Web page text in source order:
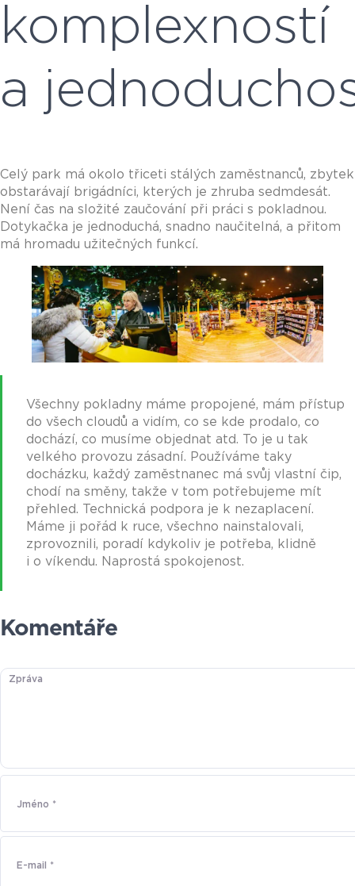
komplexností
a
Celý park má okolo třiceti stálých zaměstnanců, zbytek
obstarávají brigádníci, kterých je zhruba sedmdesát.
Není čas na složité zaučování při práci s pokladnou.
Dotykačka je jednoduchá, snadno naučitelná, a přitom
má hromadu užitečných funkcí.
Všechny pokladny máme propojené, mám přístup
do všech cloudů a vidím, co se kde prodalo, co
dochází, co musíme objednat atd. To je u tak
velkého provozu zásadní. Používáme taky
docházku, každý zaměstnanec má svůj vlastní čip,
chodí na směny, takže v tom potřebujeme mít
přehled. Technická podpora je k nezaplacení.
Máme ji pořád k ruce, všechno nainstalovali,
zprovoznili, poradí kdykoliv je potřeba, klidně
i o víkendu. Naprostá spokojenost.
Komentáře